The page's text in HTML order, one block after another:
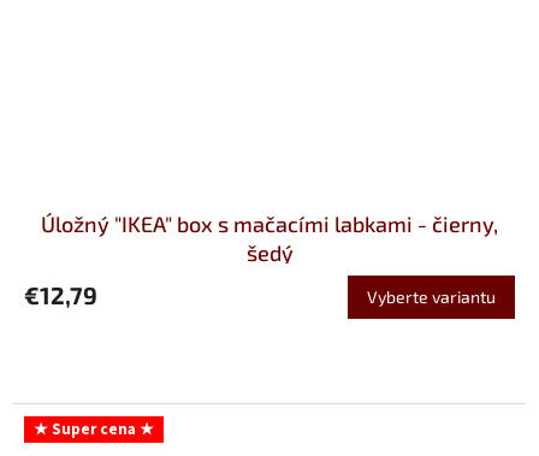
Úložný "IKEA" box s mačacími labkami - čierny,
šedý
€12,79 Vyberte variantu
★ Super cena ★